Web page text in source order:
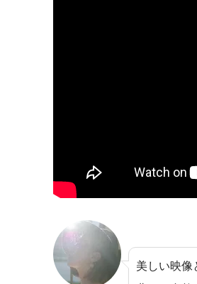
美しい映像